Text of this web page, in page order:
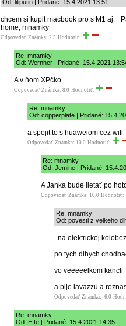
Od: liliputin | Pridané: 15.4.2021 13:51
chcem si kupit macbook pro s M1 aj +
home, mnamky
Odpovedať Známka: 2.3 Hodnotiť:
Re: mnamky
Od: Wernher | Pridané: 15.4.2021
A v ňom XPčko.
Odpovedať Známka: 8.0 Hodnotiť:
Re: mnamky
Od: copperplate | Pridané:
a spojit to s huaweiom cez wifi
Odpovedať Známka: 10.0 Hodnotiť:
Re: mnamky
Od: Jemine | Pridané:
A Janka bude lietať po
Odpovedať Známka: 10.0 Hodnotiť:
Re: mnamky
Od: povesti z velkeho
..na elektrickej
po tych dlhych
vo veeeeelkom kancli
a pije lavazzu a
Odpovedať Známka: -6.0
Re: mnamky
Od: Effe | Pridané: 15.4.2021 14:35